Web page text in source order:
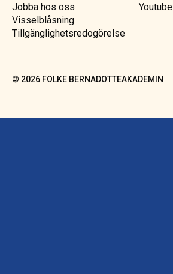
Jobba hos oss
Visselblåsning
Tillgänglighetsredogörelse
Youtube
© 2026 FOLKE BERNADOTTEAKADEMIN